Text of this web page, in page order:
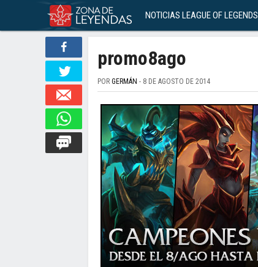
NOTICIAS LEAGUE OF LEGENDS
promo8ago
POR GERMÁN - 8 DE AGOSTO DE 2014